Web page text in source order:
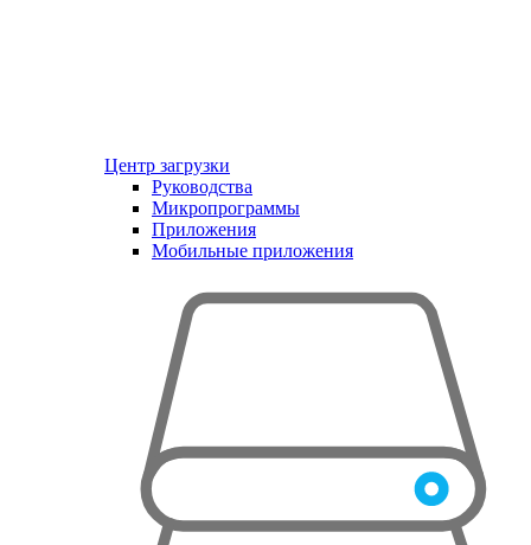
Центр загрузки
Руководства
Микропрограммы
Приложения
Мобильные приложения